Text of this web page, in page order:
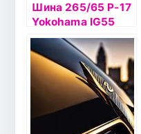
Шина 265/65 Р-17
Yokohama IG55
116Т б/к шип